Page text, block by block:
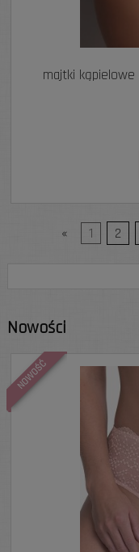
majtki
« 1 2
Nowości
NOWOŚĆ